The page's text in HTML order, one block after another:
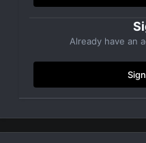
Already have an